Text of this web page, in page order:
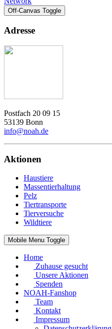
Off-Canvas Toggle
Adresse
Postfach 20 09 15
53139 Bonn
info@noah.de
Aktionen
Haustiere
Massentierhaltung
Pelz
Tiertransporte
Tierversuche
Wildtiere
Mobile Menu Toggle
Home
Zuhause gesucht
Unsere Aktionen
Spenden
NOAH-Fanshop
Team
Kontakt
Impressum